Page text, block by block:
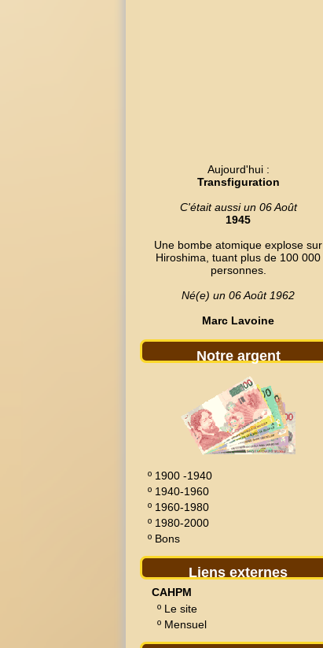
Aujourd'hui :
Transfiguration
C'était aussi un 06 Août
1945
Une bombe atomique explose sur
Hiroshima, tuant plus de 100 000
personnes.
Né(e) un 06 Août 1962
Marc Lavoine
Notre argent
º 1900 -1940
º 1940-1960
º 1960-1980
º 1980-2000
º Bons
Liens externes
CAHPM
º Le site
º Mensuel